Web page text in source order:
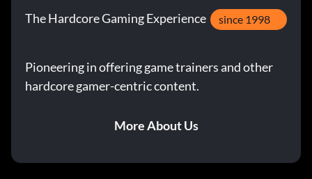
The Hardcore Gaming Experience since 1998
Pioneering in offering game trainers and other
hardcore gamer-centric content.
More About Us